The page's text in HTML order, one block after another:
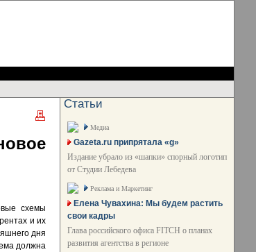
схемы
и их
дня
должна
Статьи
Медиа
Gazeta.ru припрятала «g»
Издание убрало из «шапки» спорный логотип
от Студии Лебедева
Реклама и Маркетинг
Елена Чувахина: Мы будем растить
свои кадры
Глава российского офиса FITCH о планах
развития агентства в регионе